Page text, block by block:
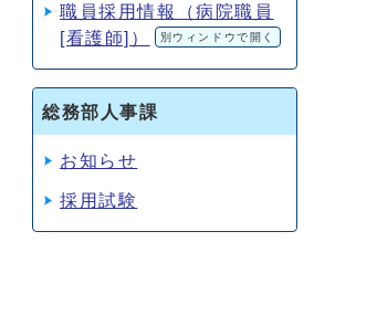
職員採用情報（病院職員
[看護師]）
別ウィンドウで開く
総務部人事課
お知らせ
採用試験